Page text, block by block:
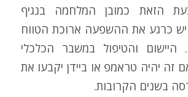
הזאת כמובן המלחמה בנגיף
כרגע את ההשפעה ארוכת הטווח
היישום והטיפול במשבר הכלכלי
זה יהיה טראמפ או ביידן יקבעו את
בשנים הקרובות.